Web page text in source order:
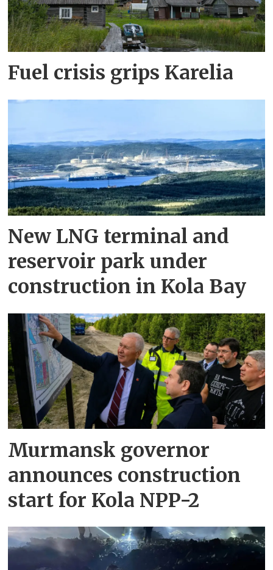
Fuel crisis grips Karelia
New LNG terminal and
reservoir park under
construction in Kola Bay
Murmansk governor
announces construction
start for Kola NPP-2